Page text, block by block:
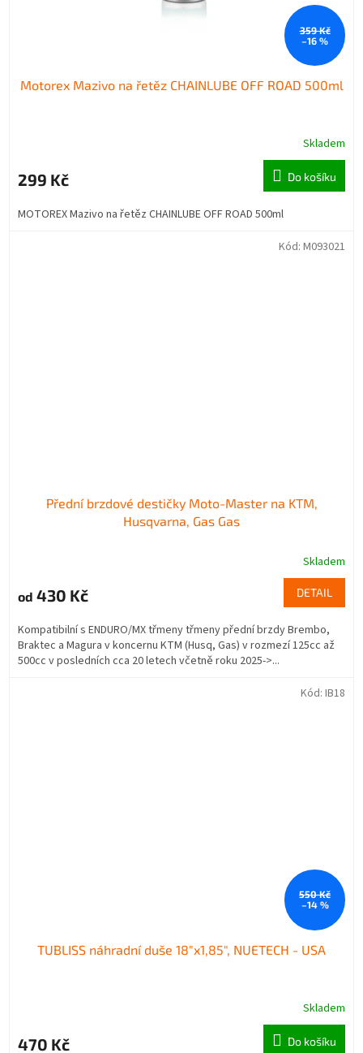
359 Kč
–16 %
Motorex Mazivo na řetěz CHAINLUBE OFF ROAD 500ml
Skladem
299 Kč Do košíku
MOTOREX Mazivo na řetěz CHAINLUBE OFF ROAD 500ml
Přední brzdové destičky Moto-Master na KTM,
Husqvarna, Gas Gas
Skladem
od 430 Kč DETAIL
Kompatibilní s ENDURO/MX třmeny třmeny přední brzdy Brembo,
Braktec a Magura v koncernu KTM (Husq, Gas) v rozmezí 125cc až
500cc v posledních cca 20 letech včetně roku 2025->...
Kód: M093021
550 Kč
–14 %
TUBLISS náhradní duše 18"x1,85", NUETECH - USA
Skladem
470 Kč Do košíku
Kód: IB18